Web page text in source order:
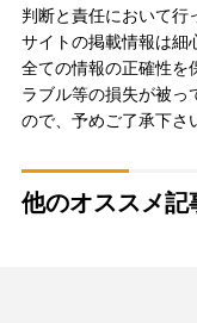
判断と責任において行
サイトの掲載情報は細
全ての情報の正確性を
ラブル等の損失が被っ
ので、予めご了承下さ
他のオススメ記